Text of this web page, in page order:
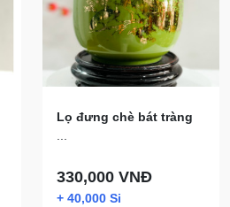
Lọ đưng chè bát tràng
330,000 VNĐ
+ 40,000 Si